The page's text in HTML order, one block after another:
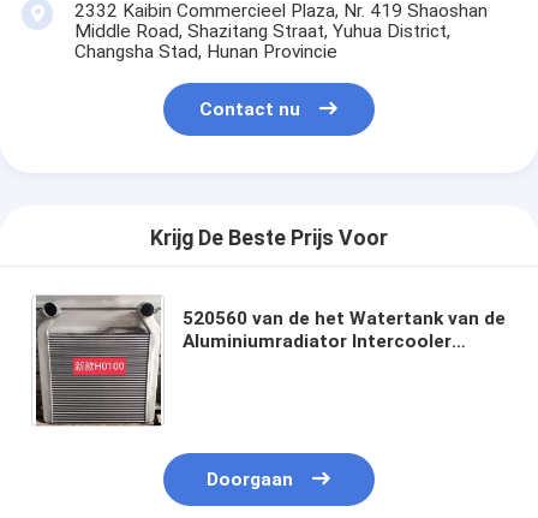
2332 Kaibin Commercieel Plaza, Nr. 419 Shaoshan
Middle Road, Shazitang Straat, Yuhua District,
Changsha Stad, Hunan Provincie
Contact nu
Krijg De Beste Prijs Voor
520560 van de het Watertank van de
Aluminiumradiator Intercooler
Doorgaan